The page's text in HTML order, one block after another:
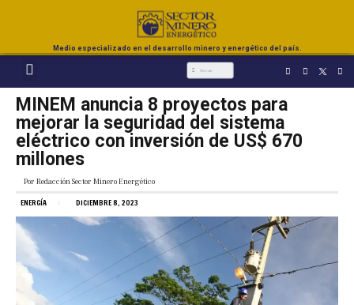
Medio especializado en el desarrollo minero y energético del país.
MINEM anuncia 8 proyectos para
mejorar la seguridad del sistema
eléctrico con inversión de US$ 670
millones
Por Redacción Sector Minero Energético
ENERGÍA DICIEMBRE 8, 2023